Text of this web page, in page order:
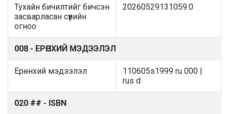
Тухайн бичилтийг бичсэн
засварласан сүүлийн
огноо
20260529131059.0
008 - ЕРӨНХИЙ МЭДЭЭЛЭЛ
Ерөнхий мэдээлэл
110605s1999 ru 000 |
rus d
020 ## - ISBN